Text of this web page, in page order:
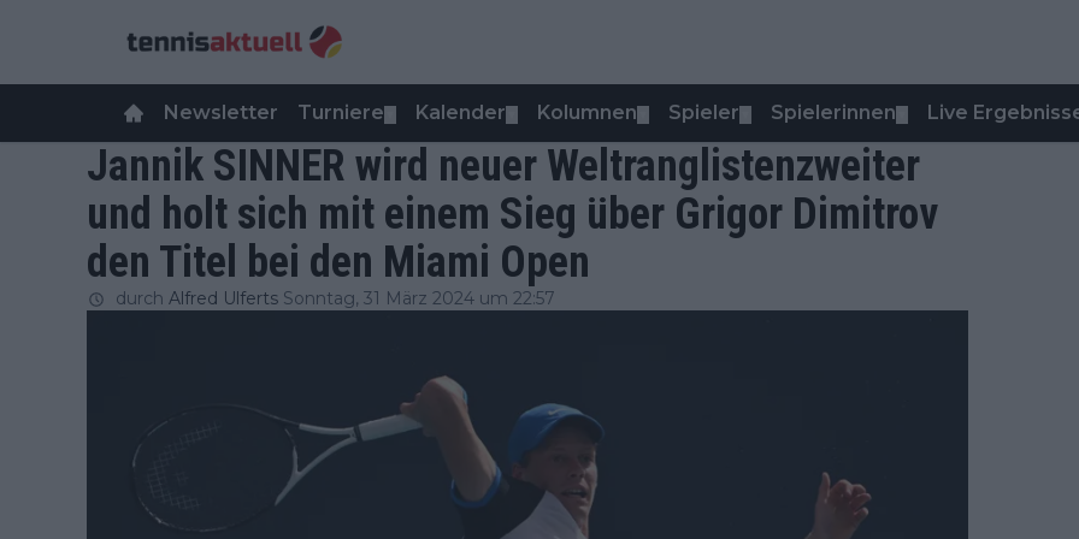
Newsletter Turniere Kalender Kolumnen Spieler Spielerinnen Live
Jannik SINNER wird neuer Weltranglistenzweiter
und holt sich mit einem Sieg über Grigor Dimitrov
den Titel bei den Miami Open
durch Alfred Ulferts Sonntag, 31 März 2024 um 22:57